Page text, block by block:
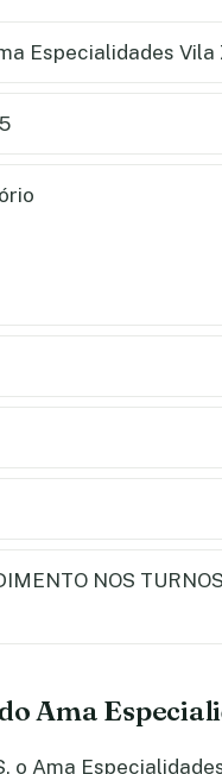
Especialidades Vila
NOS
Ama
o Ama